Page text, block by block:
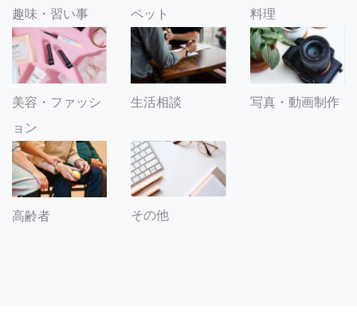
趣味・習い事 ペット 料理
美容・ファッシ
ョン
生活相談 写真・動画制作
高齢者 その他